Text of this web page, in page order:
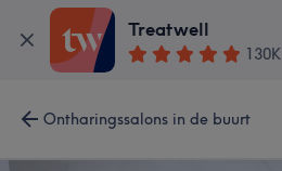
Treatwell
130K
Ontharingssalons in de buurt